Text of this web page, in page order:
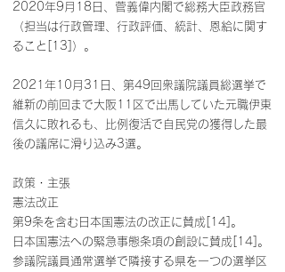
2020年9月18日、菅義偉内閣で総務大臣政務官
（担当は行政管理、行政評価、統計、恩給に関す
ること[13]）。
2021年10月31日、第49回衆議院議員総選挙で
維新の前回まで大阪11区で出馬していた元職伊東
信久に敗れるも、比例復活で自民党の獲得した最
後の議席に滑り込み3選。
政策・主張
憲法改正
第9条を含む日本国憲法の改正に賛成[14]。
日本国憲法への緊急事態条項の創設に賛成[14]。
参議院議員通常選挙で隣接する県を一つの選挙区